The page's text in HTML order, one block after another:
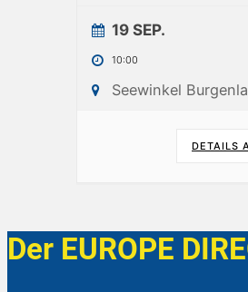
19 SEP.
10:00
Seewinkel
DETAILS
Der EUROPE